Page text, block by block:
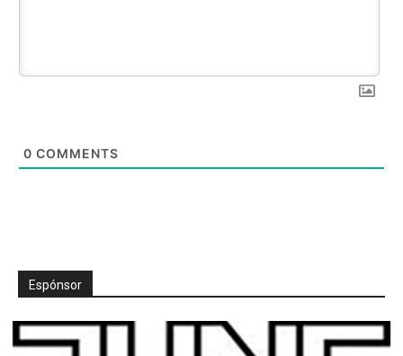
0 COMMENTS
Espónsor